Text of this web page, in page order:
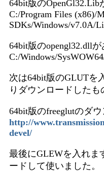
64bit版のOpenGl32.Lib
C:/Program Files (x86)/
SDKs/Windows/v7.0A/
64bit版のopengl32.dll
C:/Windows/
次は64bit版のGLUTを
りダウンロードしたも
64bit版のfreeglutのダ
http://
devel/
最後にGLEWを入れま
ードして使いました。